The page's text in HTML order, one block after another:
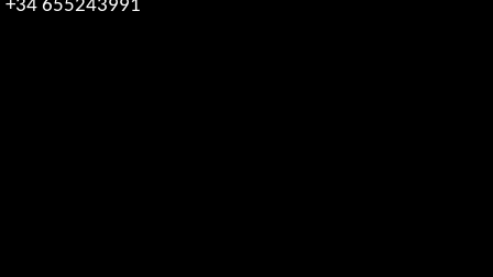
+34 655243991